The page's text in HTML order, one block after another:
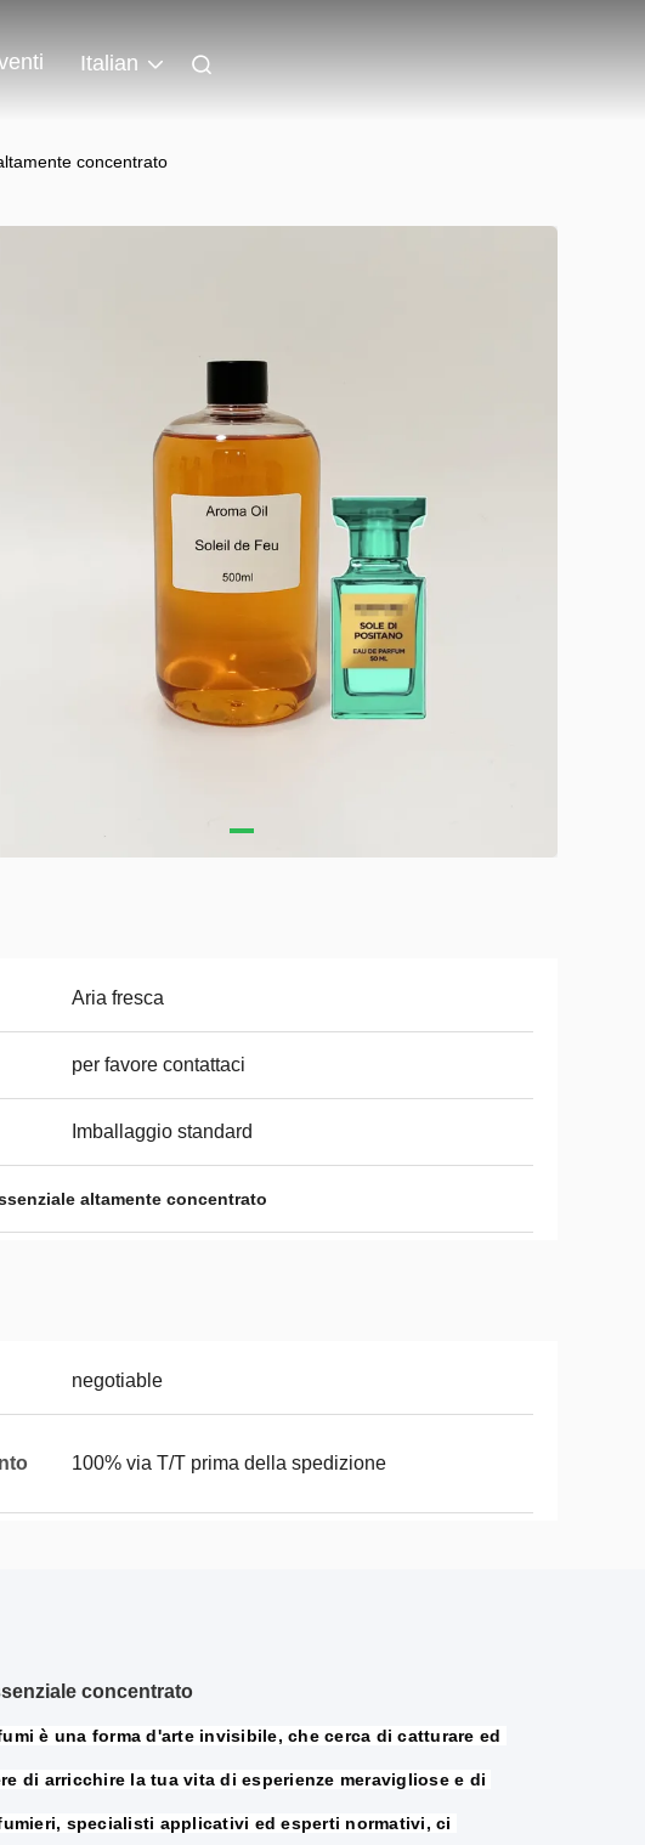
Italian
concentrato
Aria fresca
per favore contattaci
Imballaggio standard
altamente concentrato
negotiable
100% via T/T prima della spedizione
concentrato
è una forma d'arte invisibile, che cerca di catturare ed
di arricchire la tua vita di esperienze meravigliose e di
specialisti applicativi ed esperti normativi, ci